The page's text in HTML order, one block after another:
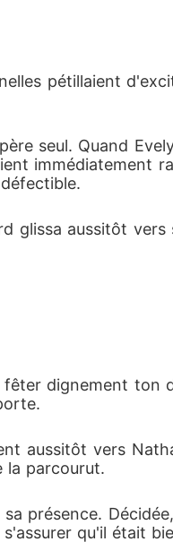
pétillaient
seul. Quand
immédiatement
glissa aussitôt vers
dignement ton
aussitôt vers
la parcourut.
présence.
qu'il était